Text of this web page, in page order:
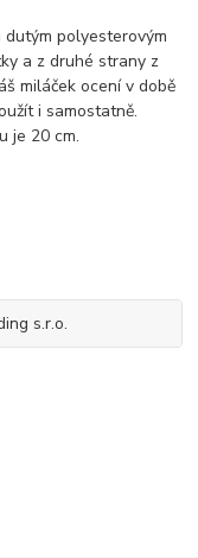
polyesterovým
a z druhé strany z
miláček ocení v době
i samostatně.
je 20 cm.
s.r.o.